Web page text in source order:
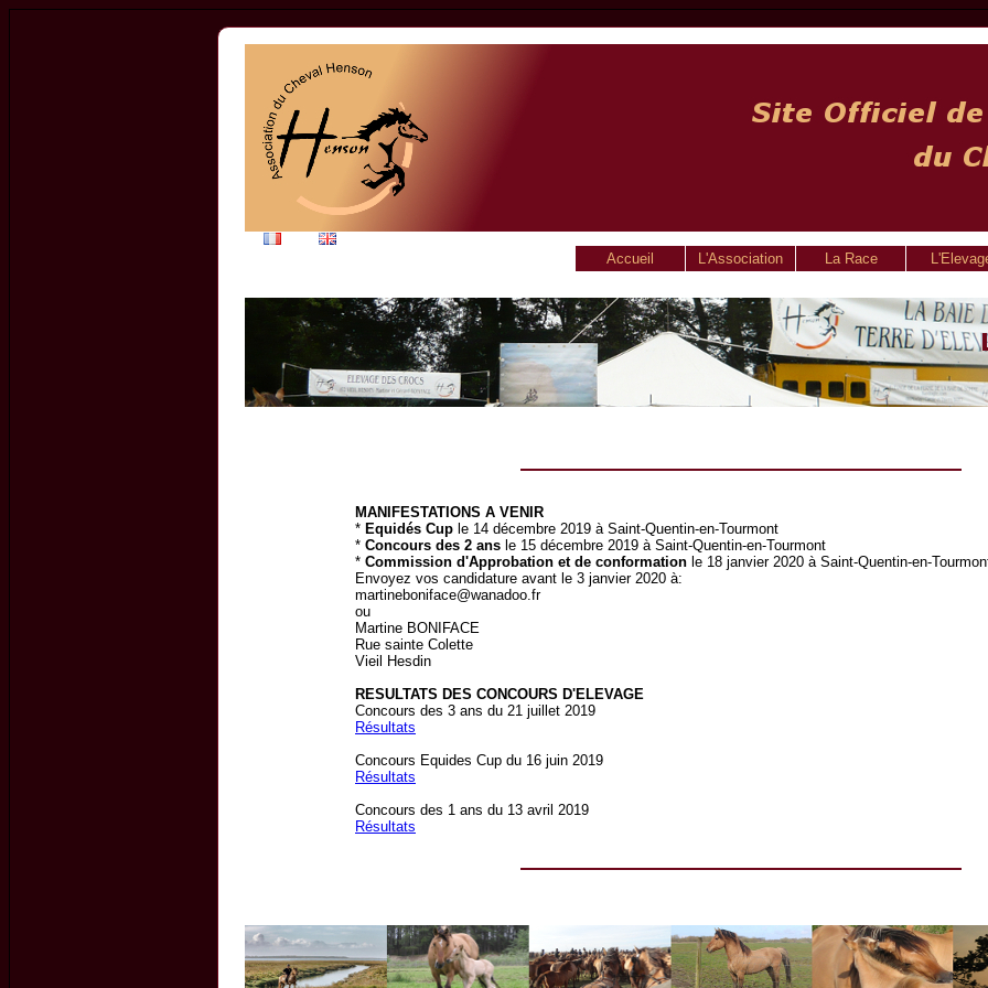
Accueil L'Association La Race
MANIFESTATIONS A VENIR
* Equidés Cup le 14 décembre 2019 à Saint-Quentin-en-Tourmont
* Concours des 2 ans le 15 décembre 2019 à Saint-Quentin-en-Tourmont
* Commission d'Approbation et de conformation le 18 janvier 2020 à Saint-Quentin-en-
Envoyez vos candidature avant le 3 janvier 2020 à:
martineboniface@wanadoo.fr
ou
Martine BONIFACE
Rue sainte Colette
Vieil Hesdin
RESULTATS DES CONCOURS D'ELEVAGE
Concours des 3 ans du 21 juillet 2019
Résultats
Concours Equides Cup du 16 juin 2019
Résultats
Concours des 1 ans du 13 avril 2019
Résultats